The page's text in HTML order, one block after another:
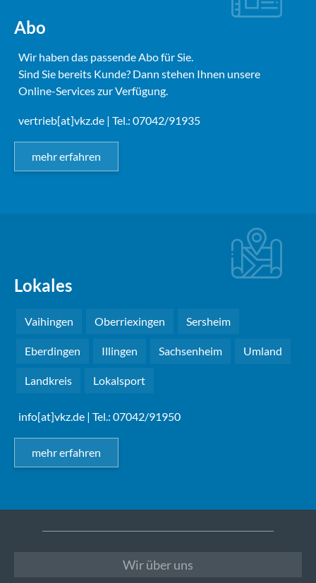
Abo
Wir haben das passende Abo für Sie.
Sind Sie bereits Kunde? Dann stehen Ihnen unsere
Online-Services zur Verfügung.
vertrieb[at]vkz.de | Tel.: 07042/91935
mehr erfahren
Lokales
Vaihingen Oberriexingen Sersheim
Eberdingen Illingen Sachsenheim Umland
Landkreis Lokalsport
info[at]vkz.de | Tel.: 07042/91950
mehr erfahren
Wir über uns